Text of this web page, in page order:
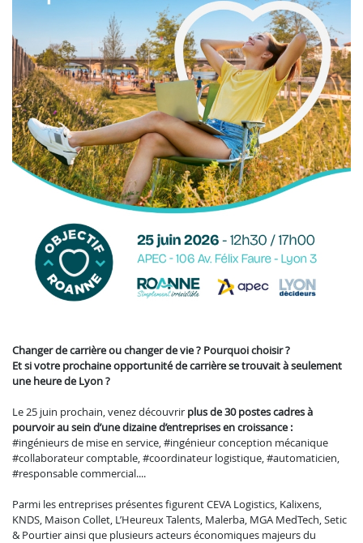
Changer de carrière ou changer de vie ? Pourquoi choisir ?
Et si votre prochaine opportunité de carrière se trouvait à seulement
une heure de Lyon ?
Le 25 juin prochain, venez découvrir plus de 30 postes cadres à
pourvoir au sein d’une dizaine d’entreprises en croissance :
#ingénieurs de mise en service, #ingénieur conception mécanique
#collaborateur comptable, #coordinateur logistique, #automaticien,
#responsable commercial....
Parmi les entreprises présentes figurent CEVA Logistics, Kalixens,
KNDS, Maison Collet, L’Heureux Talents, Malerba, MGA MedTech, Setic
& Pourtier ainsi que plusieurs acteurs économiques majeurs du